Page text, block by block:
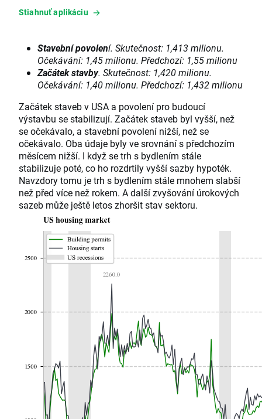
Stiahnuť aplikáciu
Stavební povolení. Skutečnost: 1,413 milionu.
Očekávání: 1,45 milionu. Předchozí: 1,55 milionu
Začátek stavby. Skutečnost: 1,420 milionu.
Očekávání: 1,40 milionu. Předchozí: 1,432 milionu
Začátek staveb v USA a povolení pro budoucí
výstavbu se stabilizují. Začátek staveb byl vyšší, než
se očekávalo, a stavební povolení nižší, než se
očekávalo. Oba údaje byly ve srovnání s předchozím
měsícem nižší. I když se trh s bydlením stále
stabilizuje poté, co ho rozdrtily vyšší sazby hypoték.
Navzdory tomu je trh s bydlením stále mnohem slabší
než před více než rokem. A další zvyšování úrokových
sazeb může ještě letos zhoršit stav sektoru.